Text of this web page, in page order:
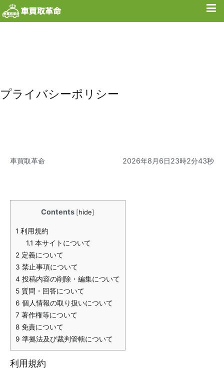
ッ
プライバシーポリシー
車買取革命 2026年8月6日23時2分43秒
Contents [hide]
1 利用規約
1.1 本サイトについて
2 定義について
3 禁止事項について
4 投稿内容の削除・編集について
5 質問・回答について
6 個人情報の取り扱いについて
7 著作権等について
8 免責について
9 準拠法及び裁判管轄について
利用規約